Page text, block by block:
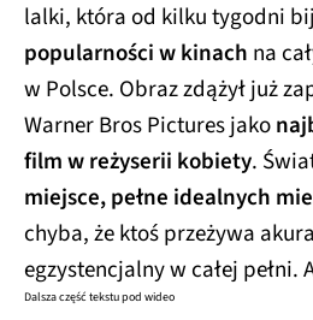
lalki, która od kilku tygodni
popularności w kinach na
w Polsce. Obraz zdążył już
Warner Bros Pictures jako
film w reżyserii kobiety.
miejsce, pełne idealnych
chyba, że ktoś przeżywa
egzystencjalny w całej pełni.
Dalsza część tekstu pod wideo